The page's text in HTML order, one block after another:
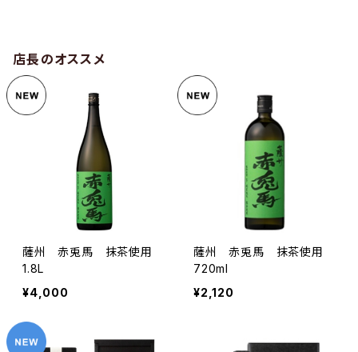
店長のオススメ
薩州 赤兎馬 抹茶使用
1.8L
¥4,000
薩州 赤兎馬 抹茶使用
720ml
¥2,120